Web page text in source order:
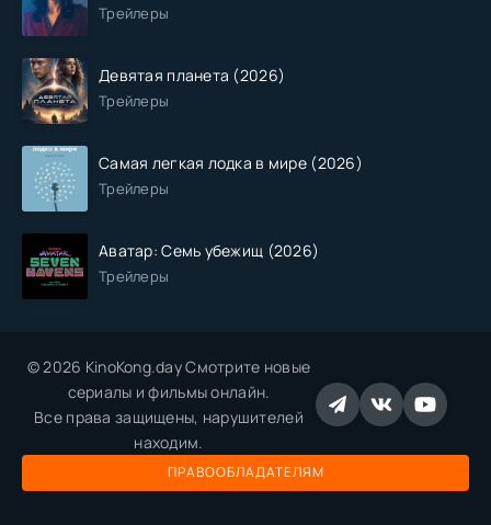
Трейлеры
Девятая планета (2026)
Трейлеры
Самая легкая лодка в мире (2026)
Трейлеры
Аватар: Семь убежищ (2026)
Трейлеры
© 2026 KinoKong.day Смотрите новые
сериалы и фильмы онлайн.
Все права защищены, нарушителей
находим.
ПРАВООБЛАДАТЕЛЯМ